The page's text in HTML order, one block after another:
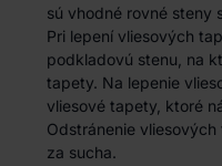
sú vhodné rovné steny
Pri lepení vliesových
podkladovú stenu, na
tapety. Na lepenie
vliesové tapety, ktoré
Odstránenie
za sucha.